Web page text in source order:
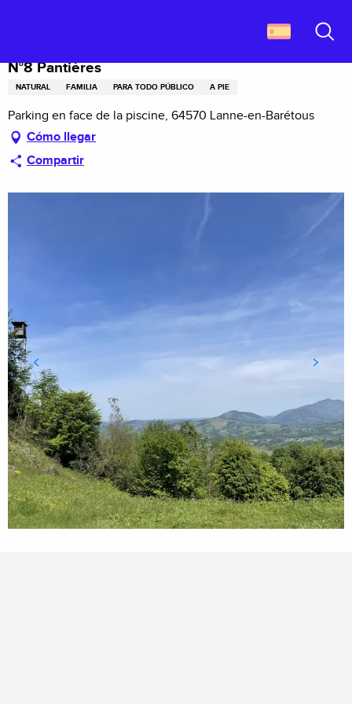
principal
N°8 Pantières
NATURAL FAMILIA PARA TODO PÚBLICO A PIE
Parking en face de la piscine, 64570 Lanne-en-Barétous
Cómo llegar
Compartir